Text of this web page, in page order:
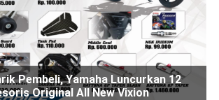
Pembeli, Yamaha Luncurkan 12
Original All New Vixion